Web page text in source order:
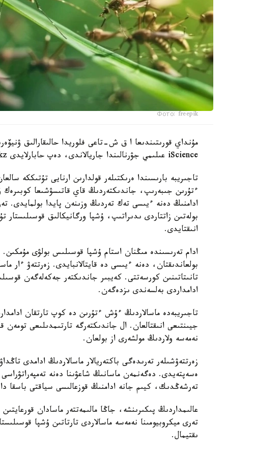
Фото: freepik
مۇنداي قورىتىندىعا ا ق ش-تاعى فلوريدا حالىقارالىق
iScience عىلىمي جۋرنالىندا جاريالاندى، دەپ حابارلايدى turkystan.kz.
تاجىريبە بارىسىندا ەرىكتىلەر قولدارىن ارنايى تۇتىككە
ءتۇرىن جىبەرىپ، جاندىكتەردىڭ قاي قاتىسۋشىعا كوبىرەك
ادامنىڭ دەنە ءيىسى تەك تەردىڭ وزىنەن پايدا بولمايدى.
بولەتىن زاتتاردى ىدىراتىپ، ۇشپا ورگانيكالىق
انىقتايدى.
ادام تەرىسىندە مىڭنان استام ۇشپا قوسىلىس بولۋى مۇمكىن.
بولعاندىقتان، دەنە ءيىسى دە قايتالانبايدى. زەرتتەۋ ءار
تانىتاتىنىن كورسەتتى. كەيبىر جاندىكتەر جەكەلەگەن
ادامداردى بەلسەندى ىزدەگەن.
تاجىريبەدە ماسالاردىڭ ءۇش ءتۇرىن دە كوپ تارتقان
جيىنتىعى انىقتالعان. ال جاندىكتەرگە تارتىمدىلىعى تومەن
نەمەسە ولاردىڭ مولشەرى از بولعان.
زەرتتەۋشىلەر تەرىدەگى باكتەريالار ماسالاردىڭ ادامدى
ەسەپتەيدى. دەگەنمەن ماسانىڭ شاعۋىنا دەنە
تەرشەڭدىك، كيىم جانە ادامنىڭ قوزعالىسى سياقتى باسقا
عالىمداردىڭ پىكىرىنشە، جاڭا مالىمەتتەر ماسادان
تەرى ميكروبيومىنا نەمەسە ماسالاردى تارتاتىن ۇشپا
ىقتيمال.